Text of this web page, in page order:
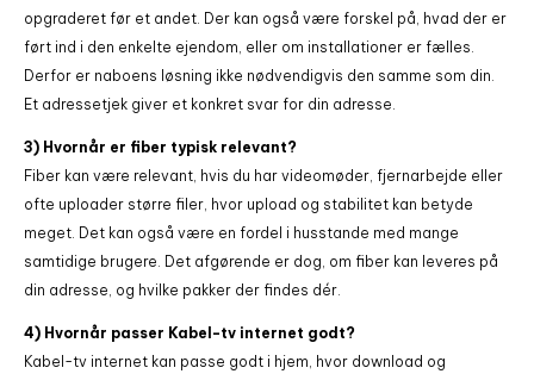
opgraderet før et andet. Der kan også være forskel på, hvad der er
ført ind i den enkelte ejendom, eller om installationer er fælles.
Derfor er naboens løsning ikke nødvendigvis den samme som din.
Et adressetjek giver et konkret svar for din adresse.
3) Hvornår er fiber typisk relevant?
Fiber kan være relevant, hvis du har videomøder, fjernarbejde eller
ofte uploader større filer, hvor upload og stabilitet kan betyde
meget. Det kan også være en fordel i husstande med mange
samtidige brugere. Det afgørende er dog, om fiber kan leveres på
din adresse, og hvilke pakker der findes dér.
4) Hvornår passer Kabel-tv internet godt?
Kabel-tv internet kan passe godt i hjem, hvor download og